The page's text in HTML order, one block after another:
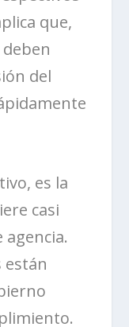
que,
del
es la
casi
están